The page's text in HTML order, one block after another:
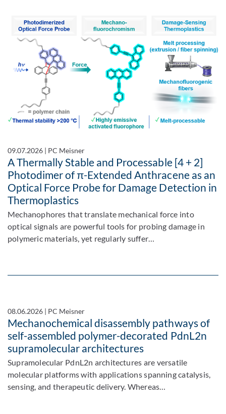
09.07.2026 | PC Meisner
A Thermally Stable and Processable [4 + 2]
Photodimer of π-Extended Anthracene as an
Optical Force Probe for Damage Detection in
Thermoplastics
Mechanophores that translate mechanical force into
optical signals are powerful tools for probing damage in
polymeric materials, yet regularly suffer…
08.06.2026 | PC Meisner
Mechanochemical disassembly pathways of
self-assembled polymer-decorated PdnL2n
supramolecular architectures
Supramolecular PdnL2n architectures are versatile
molecular platforms with applications spanning catalysis,
sensing, and therapeutic delivery. Whereas…